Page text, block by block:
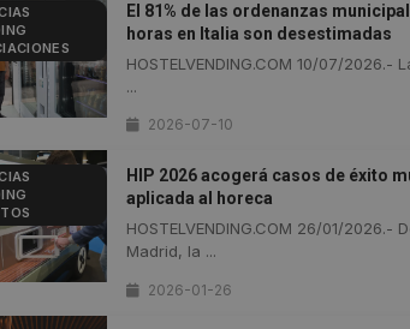
El 81% de las ordenanzas
horas en Italia son desestimadas
HOSTELVENDING.COM 10/07/
...
2026-07-10
HIP 2026 acogerá casos de éxito
aplicada al horeca
HOSTELVENDING.COM 26/01/2026.-
Madrid, la ...
2026-01-26